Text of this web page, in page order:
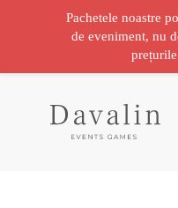
Pachetele noastre
de eveniment, nu